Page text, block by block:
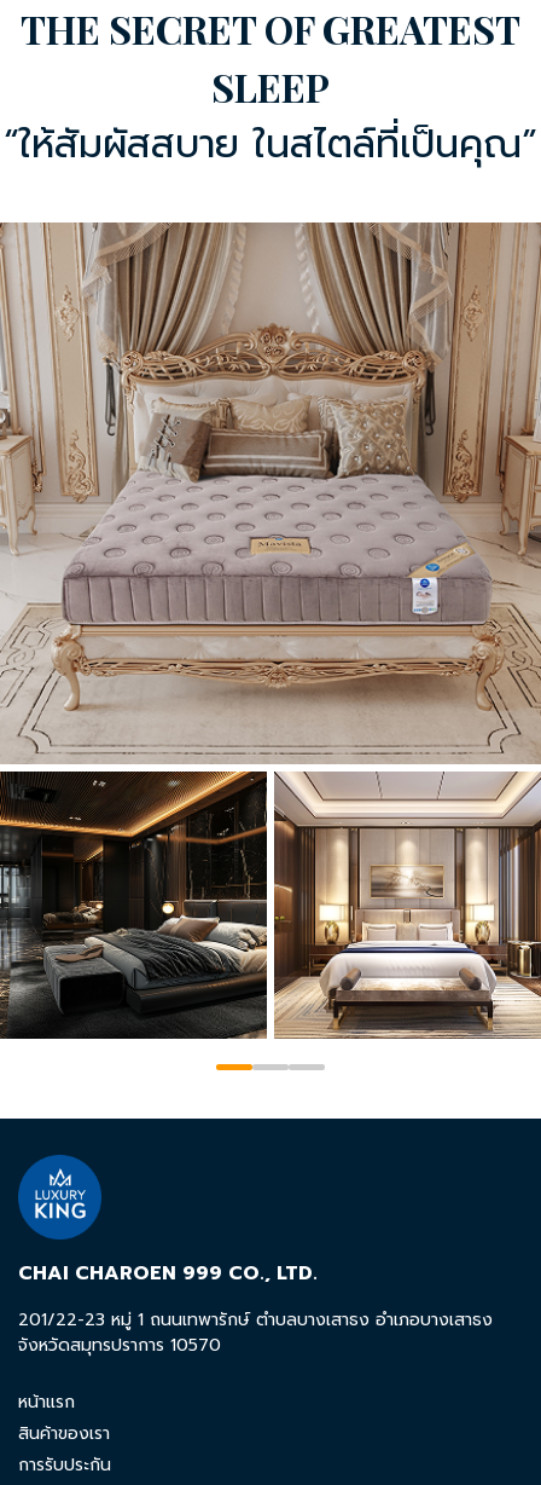
THE SECRET OF GREATEST
SLEEP
“ให้สัมผัสสบาย ในสไตล์ที่เป็นคุณ”
CHAI CHAROEN 999 CO., LTD.
201/22-23 หมู่ 1 ถนนเทพารักษ์ ตำบลบางเสาธง อำเภอบางเสาธง
จังหวัดสมุทรปราการ 10570
หน้าแรก
สินค้าของเรา
การรับประกัน